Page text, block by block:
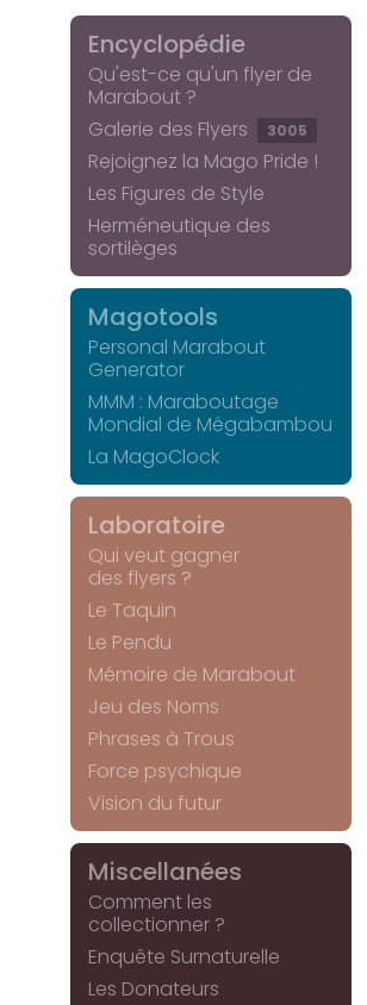
Encyclopédie
Qu'est-ce qu'un flyer de
Marabout ?
Galerie des Flyers
3005
Rejoignez la Mago Pride !
Les Figures de Style
Herméneutique des
sortilèges
Magotools
Personal Marabout
Generator
MMM : Maraboutage
Mondial de Mégabambou
La MagoClock
Laboratoire
Qui veut gagner
des flyers ?
Le Taquin
Le Pendu
Mémoire de Marabout
Jeu des Noms
Phrases à Trous
Force psychique
Vision du futur
Miscellanées
Comment les
collectionner ?
Enquête Surnaturelle
Les Donateurs